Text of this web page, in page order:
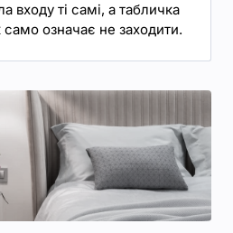
входу ті самі, а табличка
само означає не заходити.